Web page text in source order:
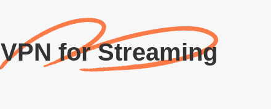
VPN for Streaming